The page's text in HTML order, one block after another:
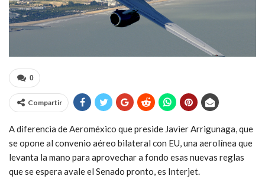
0
Compartir
A diferencia de Aeroméxico que preside Javier Arrigunaga, que
se opone al convenio aéreo bilateral con EU, una aerolínea que
levanta la mano para aprovechar a fondo esas nuevas reglas
que se espera avale el Senado pronto, es Interjet.